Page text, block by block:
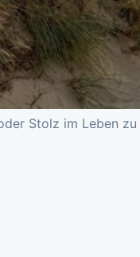
Stolz im Leben